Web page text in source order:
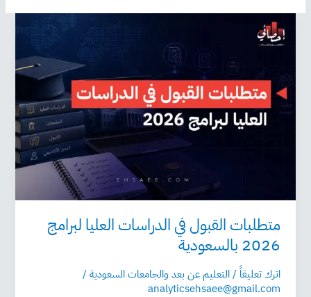
متطلبات القبول في الدراسات العليا لبرامج
2026 بالسعودية
اترك تعليقاً /التعليم عن بعد والجامعات السعودية /
analyticsehsaee@gmail.com
متطلبات
القبول
الدراسات
العليا
لبرامج